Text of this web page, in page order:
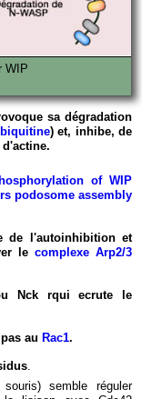
WIP
sa dégradation
) et, inhibe, de
of WIP
podosome assembly
de l'autoinhibition et
lecomplexe Arp2/3
Nck rqui ecrute le
au Rac1.
semble réguler